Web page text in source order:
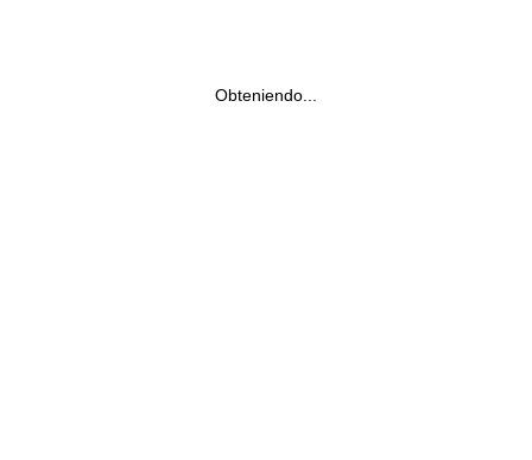
Obteniendo...